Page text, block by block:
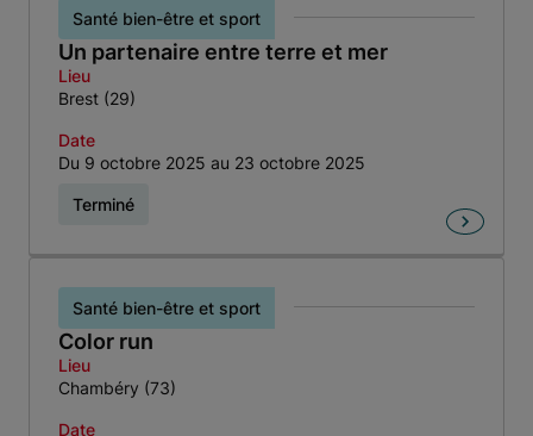
Un partenaire entre terre et mer
Santé bien-être et sport
Lieu
Brest (29)
Date
Du 9 octobre 2025 au 23 octobre 2025
Terminé
Color run
Santé bien-être et sport
Lieu
Chambéry (73)
Date